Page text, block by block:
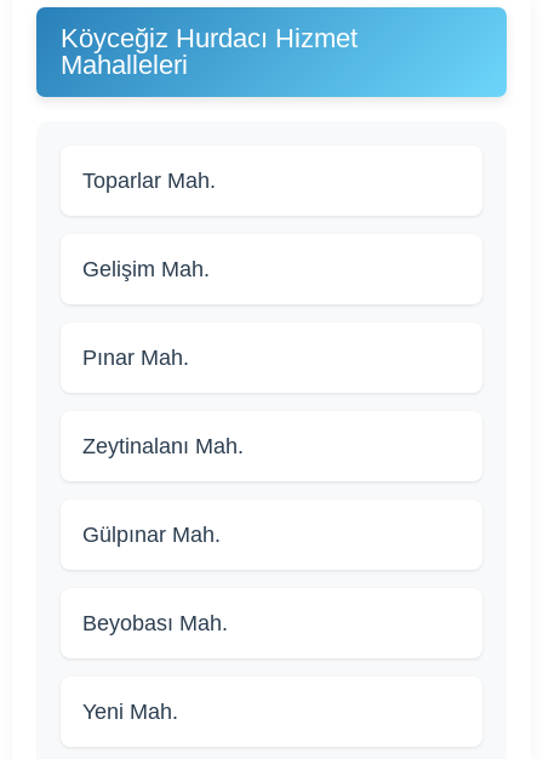
Köyceğiz Hurdacı Hizmet
Mahalleleri
Toparlar Mah.
Gelişim Mah.
Pınar Mah.
Zeytinalanı Mah.
Gülpınar Mah.
Beyobası Mah.
Yeni Mah.